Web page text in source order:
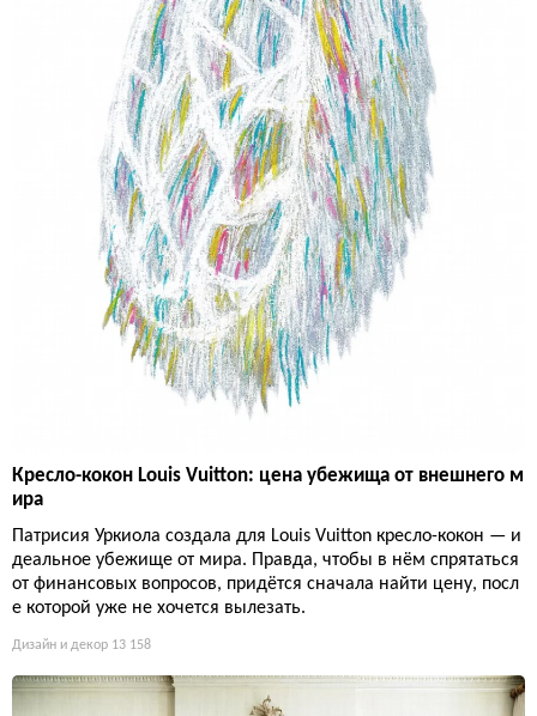
Кресло-кокон Louis Vuitton: цена убежища от внешнего м
ира
Патрисия Уркиола создала для Louis Vuitton кресло-кокон — и
деальное убежище от мира. Правда, чтобы в нём спрятаться
от финансовых вопросов, придётся сначала найти цену, посл
е которой уже не хочется вылезать.
Дизайн и декор 13 158